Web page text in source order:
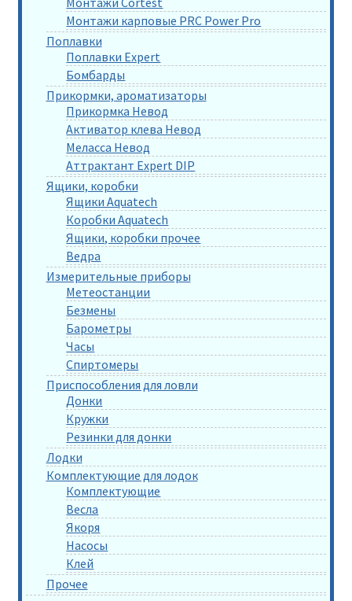
Монтажи карповые PRC Power Pro
Поплавки
Поплавки Expert
Бомбарды
Прикормки, ароматизаторы
Прикормка Невод
Активатор клева Невод
Меласса Невод
Аттрактант Expert DIP
Ящики, коробки
Ящики Aquatech
Коробки Aquatech
Ящики, коробки прочее
Ведра
Измерительные приборы
Метеостанции
Безмены
Барометры
Часы
Спиртомеры
Приспособления для ловли
Донки
Кружки
Резинки для донки
Лодки
Комплектующие для лодок
Комплектующие
Весла
Якоря
Насосы
Клей
Прочее